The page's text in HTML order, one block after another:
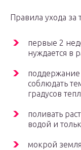
Правила ухода за
первые 2
нуждается в
соблюдать
градусов
поливать
водой и
мокрой